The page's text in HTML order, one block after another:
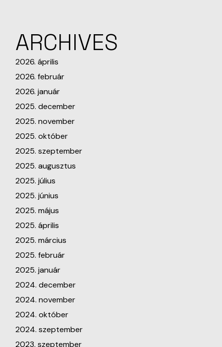
ARCHIVES
2026. április
2026. február
2026. január
2025. december
2025. november
2025. október
2025. szeptember
2025. augusztus
2025. július
2025. június
2025. május
2025. április
2025. március
2025. február
2025. január
2024. december
2024. november
2024. október
2024. szeptember
2023. szeptember